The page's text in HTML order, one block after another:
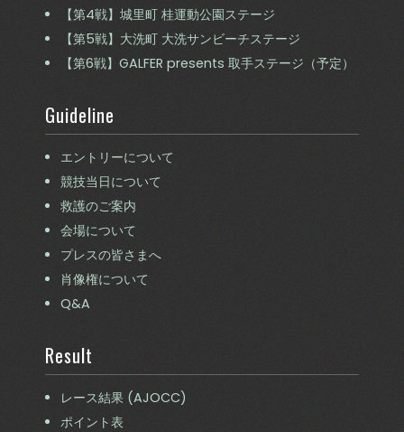
【第4戦】城里町 桂運動公園ステージ
【第5戦】大洗町 大洗サンビーチステージ
【第6戦】GALFER presents 取手ステージ（予定）
Guideline
エントリーについて
競技当日について
救護のご案内
会場について
プレスの皆さまへ
肖像権について
Q&A
Result
レース結果 (AJOCC)
ポイント表